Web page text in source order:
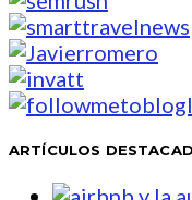
ARTÍCULOS